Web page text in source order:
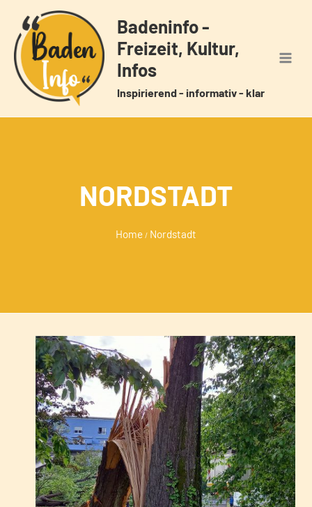
Inhalt
springen
Badeninfo -
Freizeit, Kultur,
Infos
Inspirierend - informativ - klar
NORDSTADT
Home / Nordstadt